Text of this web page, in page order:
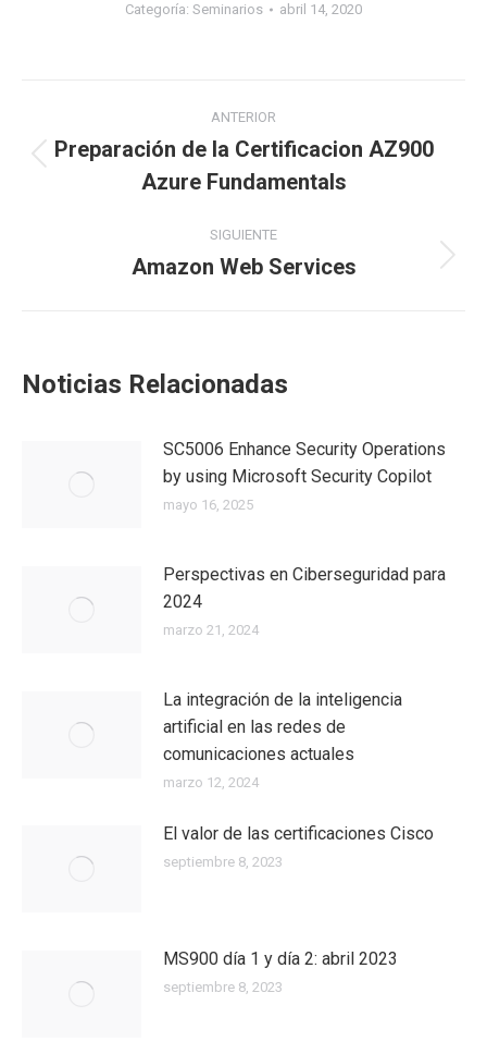
Categoría: Seminarios abril 14, 2020
ANTERIOR
Preparación de la Certificacion AZ900
Azure Fundamentals
SIGUIENTE
Amazon Web Services
Noticias Relacionadas
SC5006 Enhance Security Operations
by using Microsoft Security Copilot
mayo 16, 2025
Perspectivas en Ciberseguridad para
2024
marzo 21, 2024
La integración de la inteligencia
artificial en las redes de
comunicaciones actuales
marzo 12, 2024
El valor de las certificaciones Cisco
septiembre 8, 2023
MS900 día 1 y día 2: abril 2023
septiembre 8, 2023